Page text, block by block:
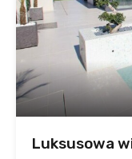
Luksusowa